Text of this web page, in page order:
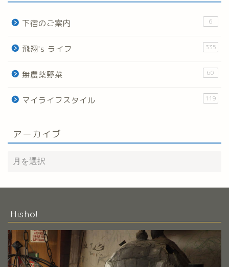
下宿のご案内 6
飛翔's ライフ 335
無農薬野菜 60
マイライフスタイル 119
アーカイブ
Hisho!